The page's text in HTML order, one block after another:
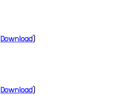
Download)
Download)